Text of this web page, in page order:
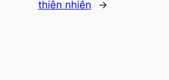
thiên nhiên
→